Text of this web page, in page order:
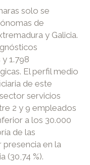
solo se
de
y Galicia.
1.798
El perfil medio
de este
servicios
2 y 9 empleados
a los 30.000
de las
en la
(30,74 %).